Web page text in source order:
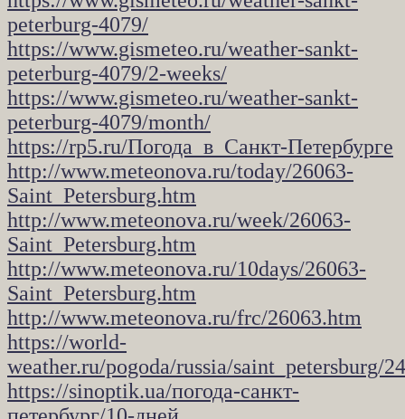
peterburg-4079/
https://www.gismeteo.ru/weather-sankt-
peterburg-4079/2-weeks/
https://www.gismeteo.ru/weather-sankt-
peterburg-4079/month/
https://rp5.ru/Погода_в_Санкт-Петербурге
http://www.meteonova.ru/today/26063-
Saint_Petersburg.htm
http://www.meteonova.ru/week/26063-
Saint_Petersburg.htm
http://www.meteonova.ru/10days/26063-
Saint_Petersburg.htm
http://www.meteonova.ru/frc/26063.htm
https://world-
weather.ru/pogoda/russia/saint_petersburg/
https://sinoptik.ua/погода-санкт-